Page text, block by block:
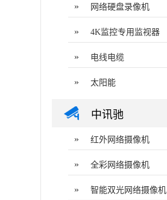
» 网络硬盘录像机
» 4K监控专用监视器
» 电线电缆
» 太阳能
中讯驰
» 红外网络摄像机
» 全彩网络摄像机
» 智能双光网络摄像机